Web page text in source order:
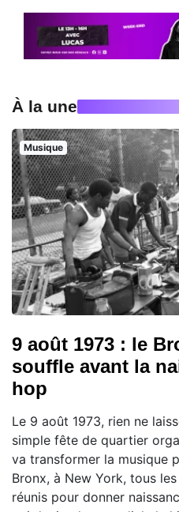
À la une
Musique
9 août 1973 : le
souffle avant la
hop
Le 9 août 1973, rien ne
simple fête de quartier
va transformer la musique
Bronx, à New York, tous
réunis pour donner